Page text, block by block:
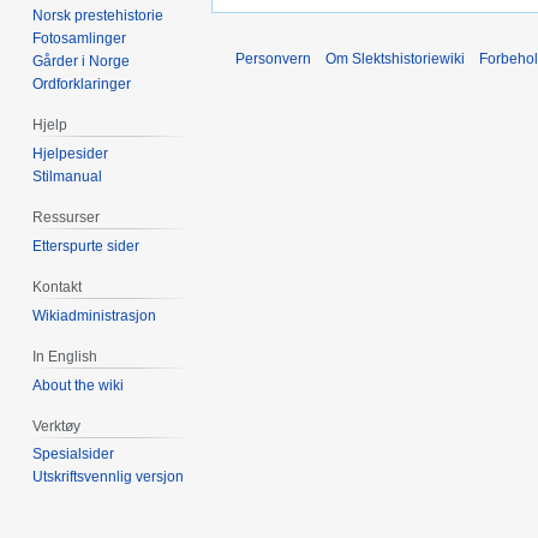
Norsk prestehistorie
Fotosamlinger
Gårder i Norge
Ordforklaringer
Hjelp
Hjelpesider
Stilmanual
Ressurser
Etterspurte sider
Kontakt
Wikiadministrasjon
In English
About the wiki
Verktøy
Spesialsider
Utskriftsvennlig versjon
Personvern Om Slektshistoriewiki